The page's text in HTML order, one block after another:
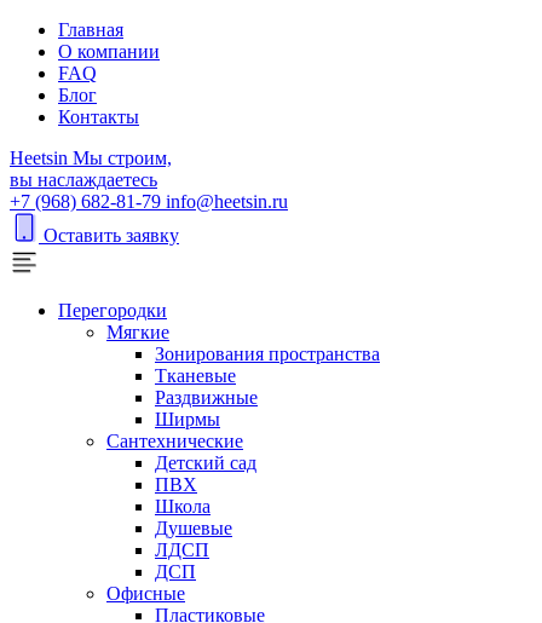
Главная
О компании
FAQ
Блог
Контакты
Heetsin Мы строим,
вы наслаждаетесь
+7 (968) 682-81-79 info@heetsin.ru
Оставить заявку
Перегородки
Мягкие
Зонирования пространства
Тканевые
Раздвижные
Ширмы
Сантехнические
Детский сад
ПВХ
Школа
Душевые
ЛДСП
ДСП
Офисные
Пластиковые